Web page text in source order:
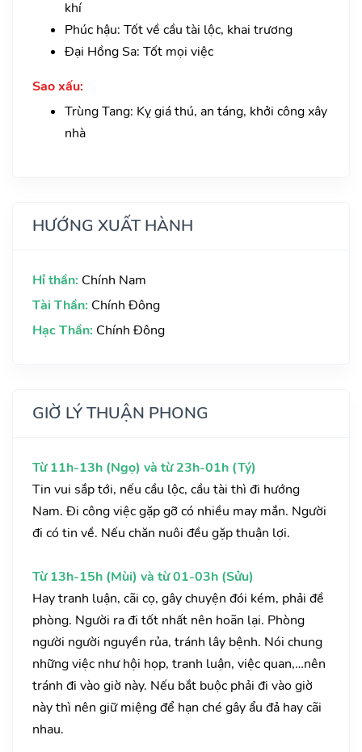
khí
Phúc hậu: Tốt về cầu tài lộc, khai trương
Đại Hồng Sa: Tốt mọi việc
Sao xấu:
Trùng Tang: Kỵ giá thú, an táng, khởi công xây
nhà
HƯỚNG XUẤT HÀNH
Hỉ thần: Chính Nam
Tài Thần: Chính Đông
Hạc Thần: Chính Đông
GIỜ LÝ THUẬN PHONG
Từ 11h-13h (Ngọ) và từ 23h-01h (Tý)
Tin vui sắp tới, nếu cầu lộc, cầu tài thì đi hướng
Nam. Đi công việc gặp gỡ có nhiều may mắn. Người
đi có tin về. Nếu chăn nuôi đều gặp thuận lợi.
Từ 13h-15h (Mùi) và từ 01-03h (Sửu)
Hay tranh luận, cãi cọ, gây chuyện đói kém, phải đề
phòng. Người ra đi tốt nhất nên hoãn lại. Phòng
người người nguyền rủa, tránh lây bệnh. Nói chung
những việc như hội họp, tranh luận, việc quan,…nên
tránh đi vào giờ này. Nếu bắt buộc phải đi vào giờ
này thì nên giữ miệng để hạn ché gây ẩu đả hay cãi
nhau.